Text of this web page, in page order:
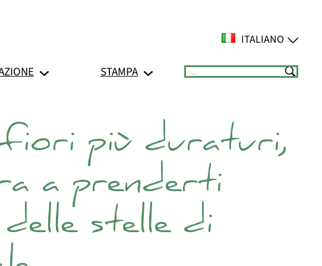
ITALIANO
STAMPA Suchen
più duraturi,
a prenderti
stelle di